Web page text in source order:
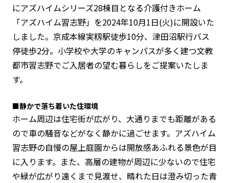
にアズハイムシリーズ28棟目となる介護付きホーム
「アズハイム習志野」を2024年10月1日(火)に開設いた
しました。京成本線実籾駅徒歩10分、津田沼駅行バス
停徒歩2分。小学校や大学のキャンパスが多く建つ文教
都市習志野でご入居者の望む暮らしをご提案いたしま
す。
■静かで落ち着いた住環境
ホーム周辺は住宅街が広がり、大通りまでも距離がある
ので車の騒音などがなく静かに過ごせます。アズハイム
習志野の自慢の屋上庭園からは開放感あふれる景色が目
に入ります。また、高層の建物が周辺に少ないので住宅
や緑が広がり遠くまで見渡せ、晴れた日は澄み切った青